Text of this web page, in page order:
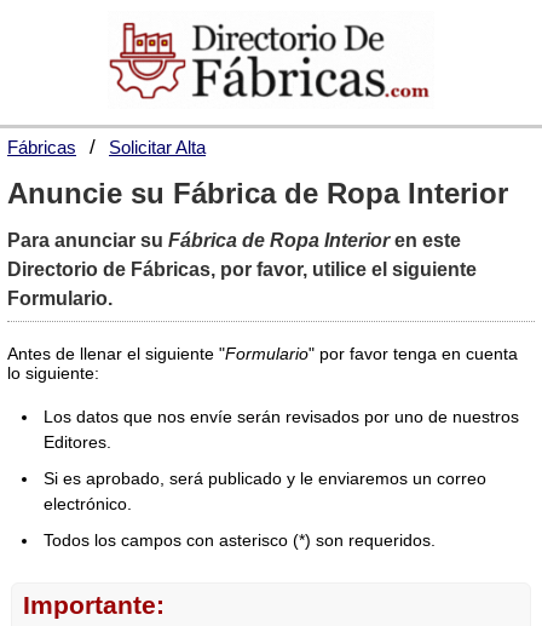
Fábricas Solicitar Alta
Anuncie su Fábrica de Ropa Interior
Para anunciar su Fábrica de Ropa Interioren este
Directorio de Fábricas, por favor, utilice el siguiente
Formulario.
Antes de llenar el siguiente "Formulario" por favor tenga en cuenta
lo siguiente:
Los datos que nos envíe serán revisados por uno de nuestros
Editores.
Si es aprobado, será publicado y le enviaremos un correo
electrónico.
Todos los campos con asterisco (*) son requeridos.
Importante: